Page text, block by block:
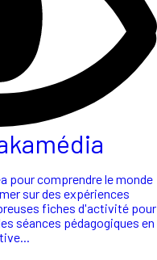
pour comprendre le monde
sur des expériences
fiches d'activité pour
séances pédagogiques en